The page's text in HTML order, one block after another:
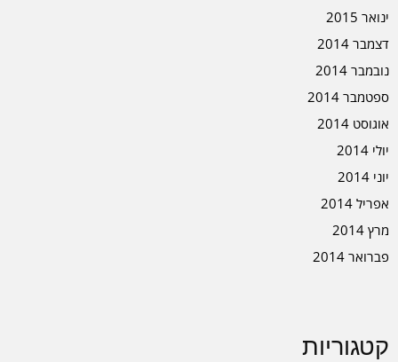
ינואר 2015
דצמבר 2014
נובמבר 2014
ספטמבר 2014
אוגוסט 2014
יולי 2014
יוני 2014
אפריל 2014
מרץ 2014
פברואר 2014
קטגוריות